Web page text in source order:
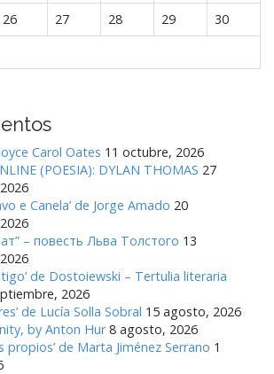
26 27 28 29
30
Carol Oates 11 octubre, 2026
(POESIA): DYLAN THOMAS 27
e Canela’ de Jorge Amado 20
– повесть Льва Толстого 13
de Dostoiewski – Tertulia literaria
2026
de Lucía Solla Sobral 15 agosto, 2026
by Anton Hur 8 agosto, 2026
propios’ de Marta Jiménez Serrano 1